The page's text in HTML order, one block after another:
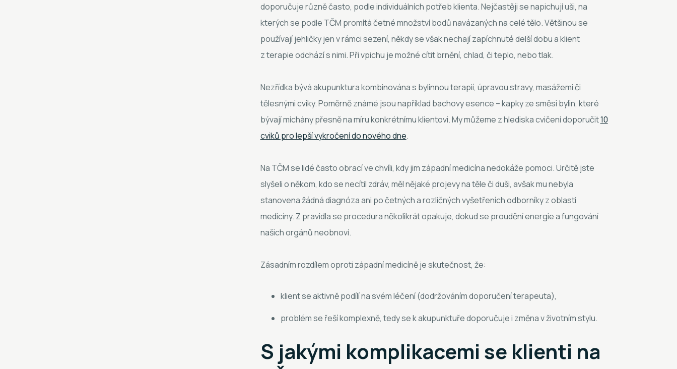
doporučuje různě často, podle individuálních potřeb klienta. Nejčastěji se napichují uši, na
kterých se podle TČM promítá četné množství bodů navázaných na celé tělo. Většinou se
používají jehličky jen v rámci sezení, někdy se však nechají zapíchnuté delší dobu a klient
z terapie odchází s nimi. Při vpichu je možné cítit brnění, chlad, či teplo, nebo tlak.
Nezřídka bývá akupunktura kombinována s bylinnou terapií, úpravou stravy, masážemi či
tělesnými cviky. Poměrně známé jsou například bachovy esence – kapky ze směsi bylin, které
bývají míchány přesně na míru konkrétnímu klientovi. My můžeme z hlediska cvičení doporučit10
cviků pro lepší vykročení do nového dne.
Na TČM se lidé často obrací ve chvíli, kdy jim západní medicína nedokáže pomoci. Určitě jste
slyšeli o někom, kdo se necítil zdráv, měl nějaké projevy na těle či duši, avšak mu nebyla
stanovena žádná diagnóza ani po četných a rozličných vyšetřeních odborníky z oblasti
medicíny. Z pravidla se procedura několikrát opakuje, dokud se proudění energie a fungování
našich orgánů neobnoví.
Zásadním rozdílem oproti západní medicíně je skutečnost, že:
klient se aktivně podílí na svém léčení (dodržováním doporučení terapeuta),
problém se řeší komplexně, tedy se k akupunktuře doporučuje i změna v životním stylu.
S jakými komplikacemi se klienti na